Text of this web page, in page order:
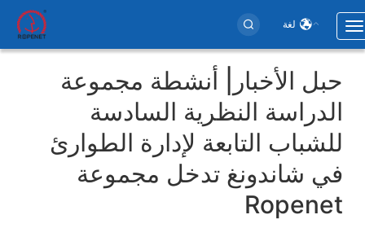
لغة
Toggle
navigation
حبل الأخبار| أنشطة مجموعة
الدراسة النظرية السادسة
للشباب التابعة لإدارة الطوارئ
في شاندونغ تدخل مجموعة
Ropenet